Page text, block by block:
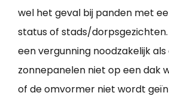
wel het geval bij panden met
status of stads/dorpsgezichten.
een vergunning noodzakelijk als
zonnepanelen niet op een dak
of de omvormer niet wordt